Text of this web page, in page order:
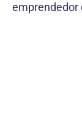
emprendedor